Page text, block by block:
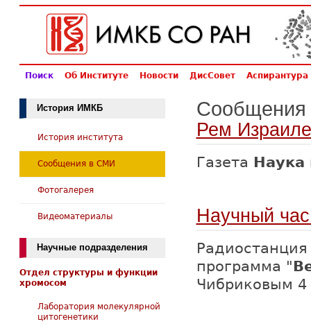
Поиск Об Институте Новости ДисСовет Аспирантура
Рем
Газета Наука
Научный
программа "
Чибриковым 4
История ИМКБ
История института
Сообщения в СМИ
Фотогалерея
Видеоматериалы
Научные подразделения
Отдел структуры и функции
хромосом
Лаборатория молекулярной
цитогенетики